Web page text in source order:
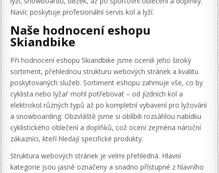
Navíc poskytuje profesionální servis kol a lyží.
Naše hodnocení eshopu
Skiandbike
Při hodnocení eshopu Skiandbike jsme ocenili jeho široký
sortiment, přehlednou strukturu webových stránek a kvalitu
poskytovaných služeb. Sortiment eshopu zahrnuje vše, co by
cyklista nebo lyžař mohl potřebovat – od jízdních kol a
elektrokol různých typů až po kompletní vybavení pro lyžování
a snowboarding. Obzvláště jsme si oblíbili rozsáhlou nabídku
cyklistického oblečení a doplňků, což ocení zejména nároční
zákazníci, kteří hledají specifické produkty.
Struktura webových stránek je velmi přehledná. Hlavní
kategorie jsou jasně označeny a snadno přístupné z hlavního